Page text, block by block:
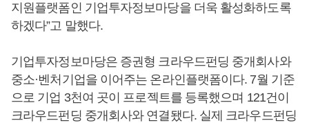
지원플랫폼인 기업투자정보마당을 더욱 활성화하도록
하겠다”고 말했다.
기업투자정보마당은 증권형 크라우드펀딩 중개회사와
중소·벤처기업을 이어주는 온라인플랫폼이다. 7월 기준
으로 기업 3천여 곳이 프로젝트를 등록했으며 121건이
크라우드펀딩 중개회사와 연결됐다. 실제 크라우드펀딩